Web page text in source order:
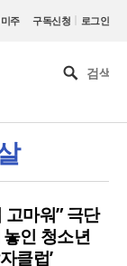
미주 구독신청 | 로그인
고마워” 극단
인 청소년
클럽’